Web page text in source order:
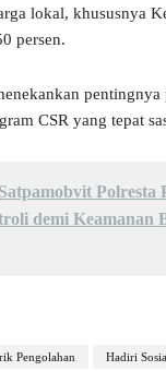
lokal, khususnya
persen.
CSR yang tepat
Satpamobvit Polresta
demi Keamanan
Pengolahan Hadiri